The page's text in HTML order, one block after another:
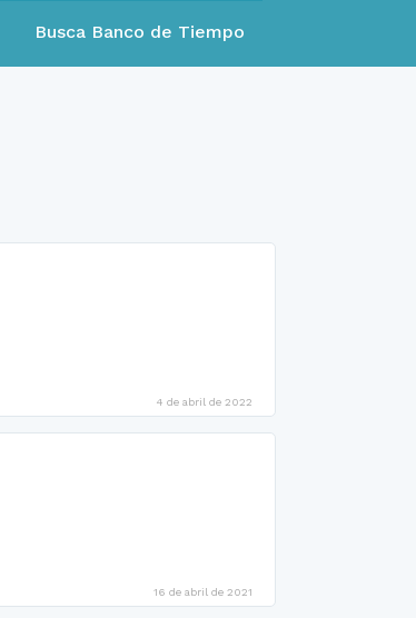
Busca Banco de Tiempo
4 de abril de 2022
16 de abril de 2021